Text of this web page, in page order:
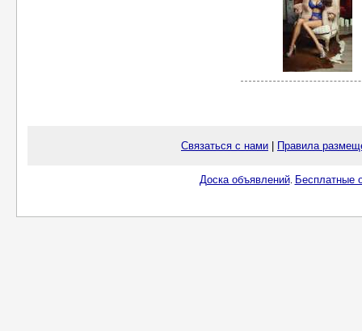
Связаться с нами Правила
Доска объявлений. Бесплатные